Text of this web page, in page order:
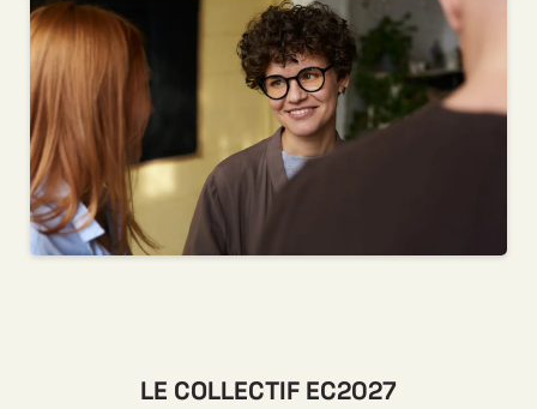
LE COLLECTIF EC2027